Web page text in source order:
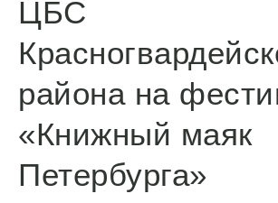
ЦБС
района на
«Книжный маяк
Петербурга»